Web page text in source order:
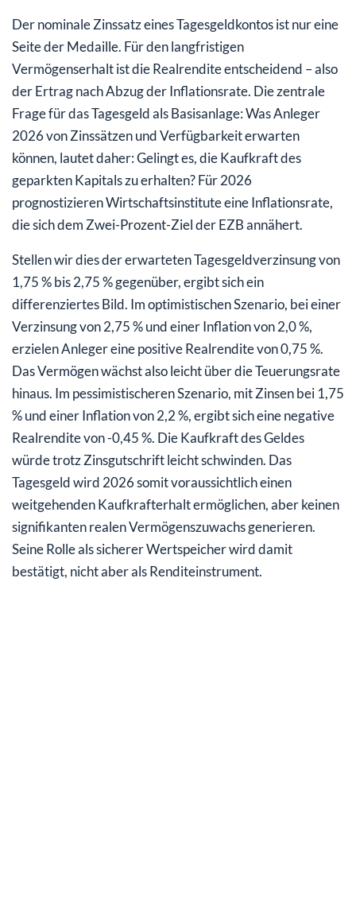
Der nominale Zinssatz eines Tagesgeldkontos ist nur eine
Seite der Medaille. Für den langfristigen
Vermögenserhalt ist die Realrendite entscheidend – also
der Ertrag nach Abzug der Inflationsrate. Die zentrale
Frage für das Tagesgeld als Basisanlage: Was Anleger
2026 von Zinssätzen und Verfügbarkeit erwarten
können, lautet daher: Gelingt es, die Kaufkraft des
geparkten Kapitals zu erhalten? Für 2026
prognostizieren Wirtschaftsinstitute eine Inflationsrate,
die sich dem Zwei-Prozent-Ziel der EZB annähert.
Stellen wir dies der erwarteten Tagesgeldverzinsung von
1,75 % bis 2,75 % gegenüber, ergibt sich ein
differenziertes Bild. Im optimistischen Szenario, bei einer
Verzinsung von 2,75 % und einer Inflation von 2,0 %,
erzielen Anleger eine positive Realrendite von 0,75 %.
Das Vermögen wächst also leicht über die Teuerungsrate
hinaus. Im pessimistischeren Szenario, mit Zinsen bei 1,75
% und einer Inflation von 2,2 %, ergibt sich eine negative
Realrendite von -0,45 %. Die Kaufkraft des Geldes
würde trotz Zinsgutschrift leicht schwinden. Das
Tagesgeld wird 2026 somit voraussichtlich einen
weitgehenden Kaufkrafterhalt ermöglichen, aber keinen
signifikanten realen Vermögenszuwachs generieren.
Seine Rolle als sicherer Wertspeicher wird damit
bestätigt, nicht aber als Renditeinstrument.